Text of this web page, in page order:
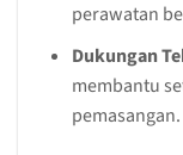
perawatan
Dukungan
membantu
pemasangan.